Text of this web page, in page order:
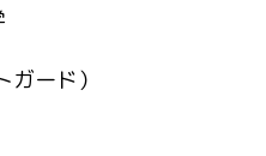
ード）